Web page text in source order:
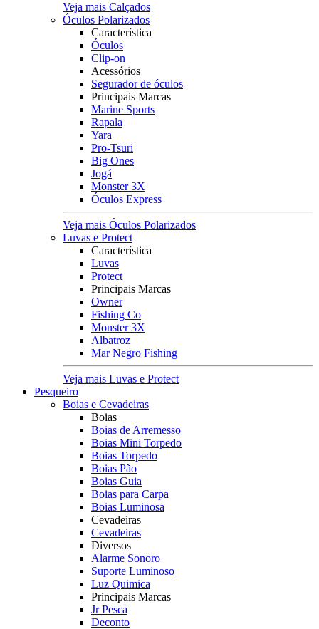
Veja mais Calçados
Óculos Polarizados
Característica
Óculos
Clip-on
Acessórios
Segurador de óculos
Principais Marcas
Marine Sports
Rapala
Yara
Pro-Tsuri
Big Ones
Jogá
Monster 3X
Óculos Express
Veja mais Óculos Polarizados
Luvas e Protect
Característica
Luvas
Protect
Principais Marcas
Owner
Fishing Co
Monster 3X
Albatroz
Mar Negro Fishing
Veja mais Luvas e Protect
Pesqueiro
Boias e Cevadeiras
Boias
Boias de Arremesso
Boias Mini Torpedo
Boias Torpedo
Boias Pão
Boias Guia
Boias para Carpa
Boias Luminosa
Cevadeiras
Cevadeiras
Diversos
Alarme Sonoro
Suporte Luminoso
Luz Quimica
Principais Marcas
Jr Pesca
Deconto